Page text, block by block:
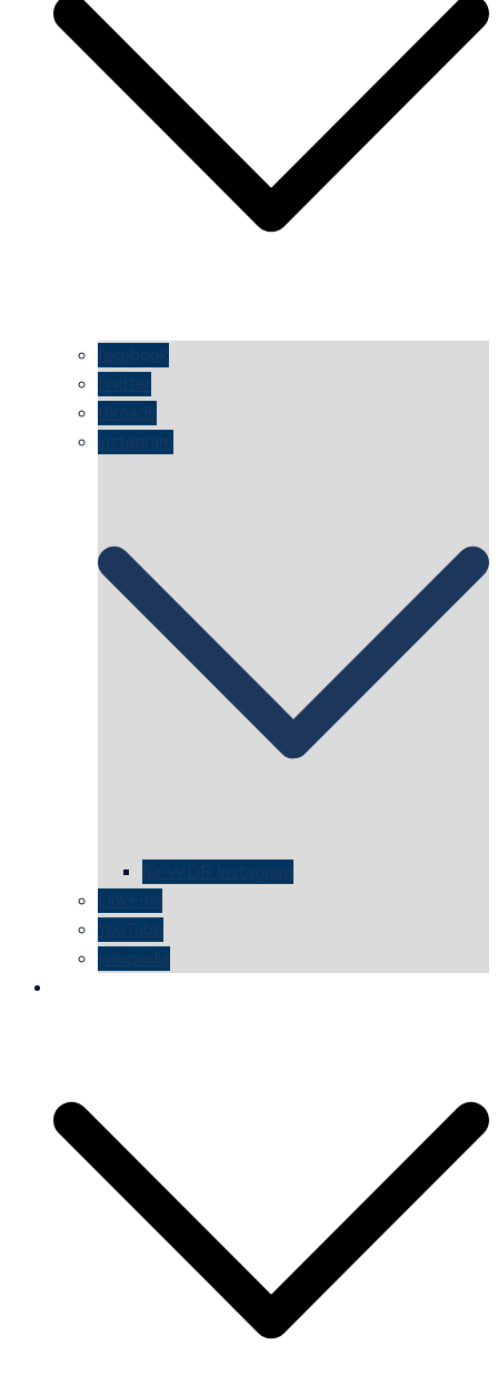
facebook
twitter
threads
instagram
für WDR Instagram
LinkedIn
YouTube
wikipedia